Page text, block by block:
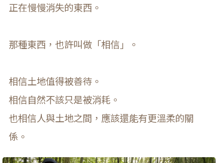
正在慢慢消失的東西。
那種東西，也許叫做「相信」。
相信土地值得被善待。
相信自然不該只是被消耗。
也相信人與土地之間，應該還能有更溫柔的關
係。